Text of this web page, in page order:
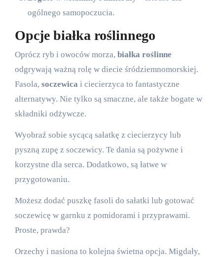
ogólnego samopoczucia.
Opcje białka roślinnego
Oprócz ryb i owoców morza, białka roślinne
odgrywają ważną rolę w diecie śródziemnomorskiej.
Fasola, soczewica i ciecierzyca to fantastyczne
alternatywy. Nie tylko są smaczne, ale także bogate w
składniki odżywcze.
Wyobraź sobie sycącą sałatkę z ciecierzycy lub
pyszną zupę z soczewicy. Te dania są pożywne i
korzystne dla serca. Dodatkowo, są łatwe w
przygotowaniu.
Możesz dodać puszkę fasoli do sałatki lub gotować
soczewicę w garnku z pomidorami i przyprawami.
Proste, prawda?
Orzechy i nasiona to kolejna świetna opcja. Migdały,